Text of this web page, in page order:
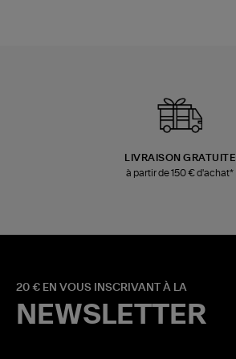
LIVRAISON GRATUITE
à partir de 150 € d'achat*
20 € EN VOUS INSCRIVANT À LA
NEWSLETTER